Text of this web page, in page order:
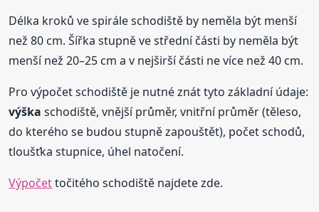
Délka kroků ve spirále schodiště by neměla být menší
než 80 cm. Šířka stupně ve střední části by neměla být
menší než 20–25 cm a v nejširší části ne více než 40 cm.
Pro výpočet schodiště je nutné znát tyto základní údaje:
výška schodiště, vnější průměr, vnitřní průměr (těleso,
do kterého se budou stupně zapouštět), počet schodů,
tloušťka stupnice, úhel natočení.
Výpočettočitého schodiště najdete zde.